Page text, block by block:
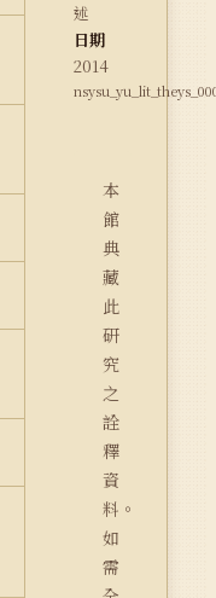
述
日期
2014
本
館
典
藏
此
研
究
之
詮
釋
資
料。
如
需